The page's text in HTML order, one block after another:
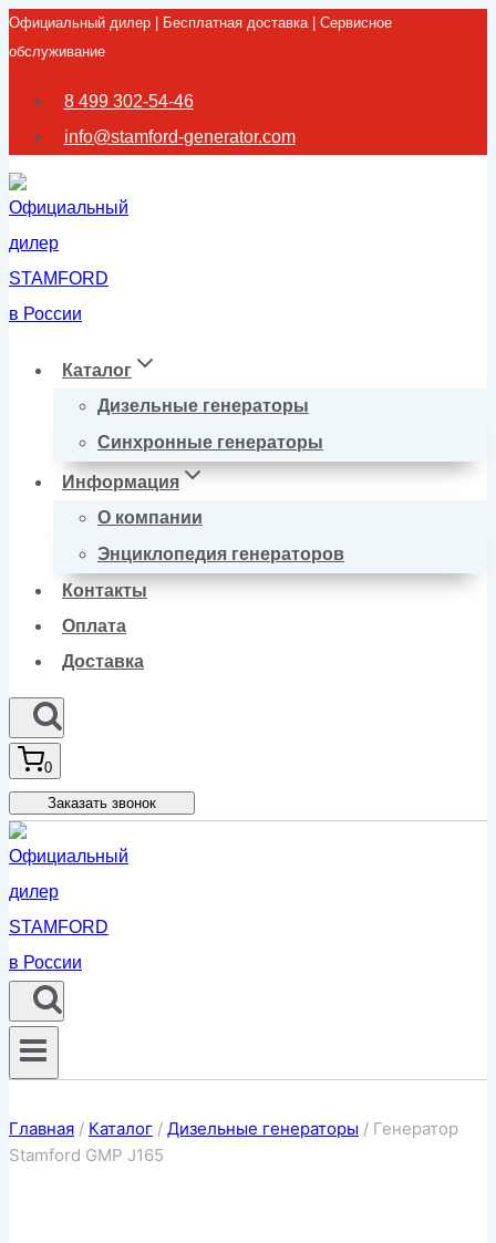
Перейти
к
содержимому
Официальный дилер | Бесплатная доставка | Сервисное
обслуживание
8 499 302-54-46
info@stamford-generator.com
Каталог
Дизельные генераторы
Синхронные генераторы
Информация
О компании
Энциклопедия генераторов
Контакты
Оплата
Доставка
0
Заказать звонок
Главная / Каталог / Дизельные генераторы / Генератор
Stamford GMP J165